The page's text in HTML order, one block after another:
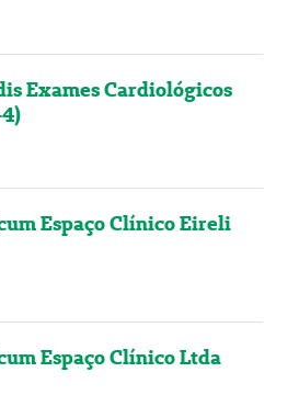
Exames Cardiológicos
Espaço Clínico Eireli
Espaço Clínico Ltda